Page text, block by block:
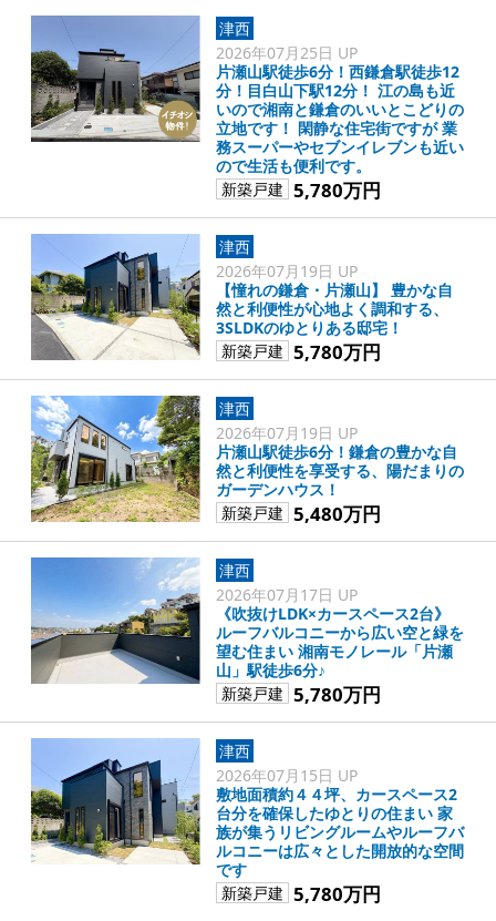
津西
2026年07月25日 UP
片瀬山駅徒歩6分！西鎌倉駅徒歩12
分！目白山下駅12分！ 江の島も近
いので湘南と鎌倉のいいとこどりの
立地です！ 閑静な住宅街ですが 業
務スーパーやセブンイレブンも近い
ので生活も便利です。
新築戸建 5,780万円
津西
2026年07月19日 UP
【憧れの鎌倉・片瀬山】 豊かな自
然と利便性が心地よく調和する、
3SLDKのゆとりある邸宅！
新築戸建 5,780万円
津西
2026年07月19日 UP
片瀬山駅徒歩6分！鎌倉の豊かな自
然と利便性を享受する、陽だまりの
ガーデンハウス！
新築戸建 5,480万円
津西
2026年07月17日 UP
《吹抜けLDK×カースペース2台》
ルーフバルコニーから広い空と緑を
望む住まい 湘南モノレール「片瀬
山」駅徒歩6分♪
新築戸建 5,780万円
津西
2026年07月15日 UP
敷地面積約４４坪、カースペース2
台分を確保したゆとりの住まい 家
族が集うリビングルームやルーフバ
ルコニーは広々とした開放的な空間
です
新築戸建 5,780万円